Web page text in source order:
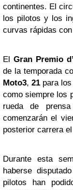
continentes. El
los pilotos y los
curvas rápidas
El Gran Premio
de la temporada
Moto3,21 para
como siempre los
rueda de
comenzarán el
posterior carrera
Durante esta
haberse
pilotos han